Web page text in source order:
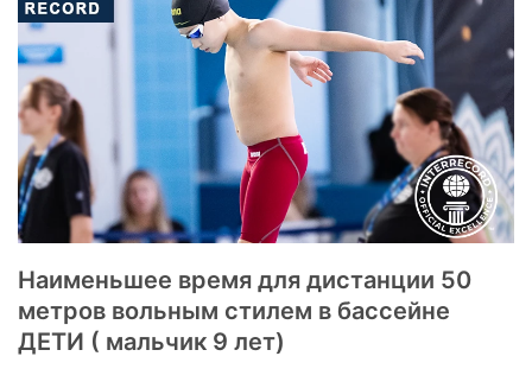
Наименьшее время для дистанции 50
метров вольным стилем в бассейне
ДЕТИ ( мальчик 9 лет)